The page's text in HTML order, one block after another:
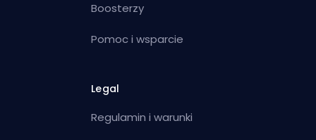
Boosterzy
Pomoc i wsparcie
Legal
Regulamin i warunki